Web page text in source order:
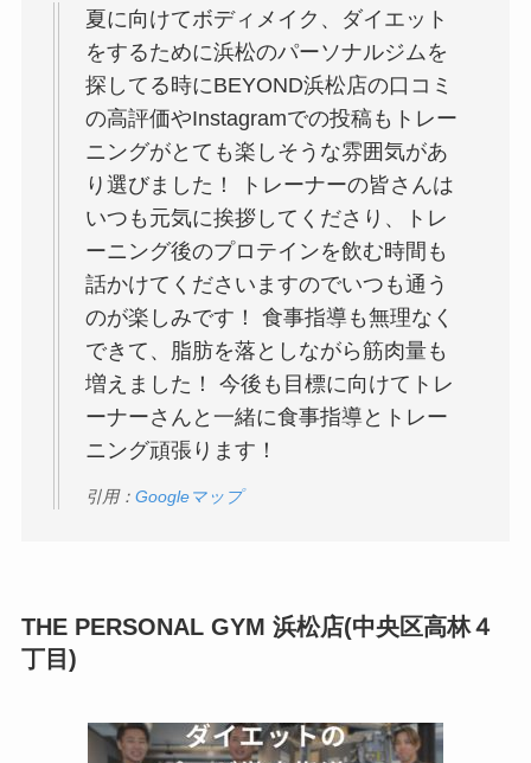
夏に向けてボディメイク、ダイエット
をするために浜松のパーソナルジムを
探してる時にBEYOND浜松店の口コミ
の高評価やInstagramでの投稿もトレー
ニングがとても楽しそうな雰囲気があ
り選びました！ トレーナーの皆さんは
いつも元気に挨拶してくださり、トレ
ーニング後のプロテインを飲む時間も
話かけてくださいますのでいつも通う
のが楽しみです！ 食事指導も無理なく
できて、脂肪を落としながら筋肉量も
増えました！ 今後も目標に向けてトレ
ーナーさんと一緒に食事指導とトレー
ニング頑張ります！
引用： Googleマップ
THE PERSONAL GYM 浜松店(中央区高林４
丁目)